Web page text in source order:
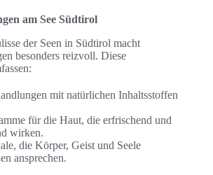
am See Südtirol
der Seen in Südtirol macht
besonders reizvoll. Diese
mit natürlichen Inhaltsstoffen
für die Haut, die erfrischend und
wirken.
die Körper, Geist und Seele
ansprechen.